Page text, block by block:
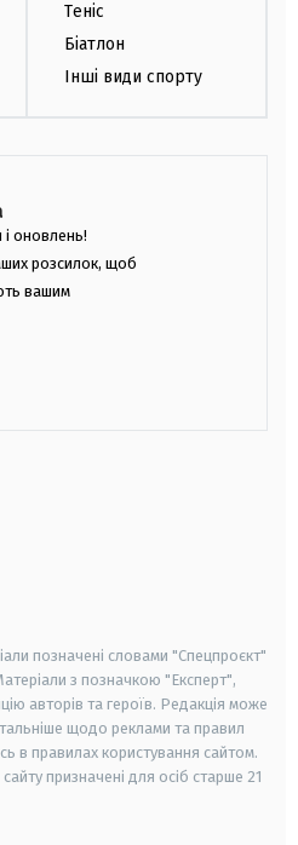
Теніс
Біатлон
Інші види спорту
і оновлень!
розсилок, щоб
вашим
позначені словами "Спецпроєкт"
з позначкою "Експерт",
авторів та героїв. Редакція може
щодо реклами та правил
в правилах користування сайтом.
призначені для осіб старше 21